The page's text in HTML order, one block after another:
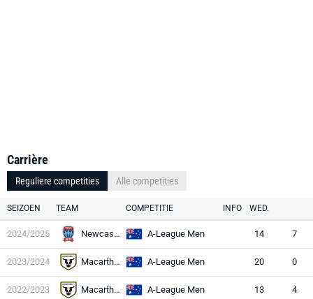
Carrière
Reguliere competities Alle competities
SEIZOEN TEAM COMPETITIE INFO WED.
2024/2025 Newcastle A-League Men 14 7
2023/2024 Macarthur A-League Men 20 0
2022/2023 Macarthur A-League Men 13 4